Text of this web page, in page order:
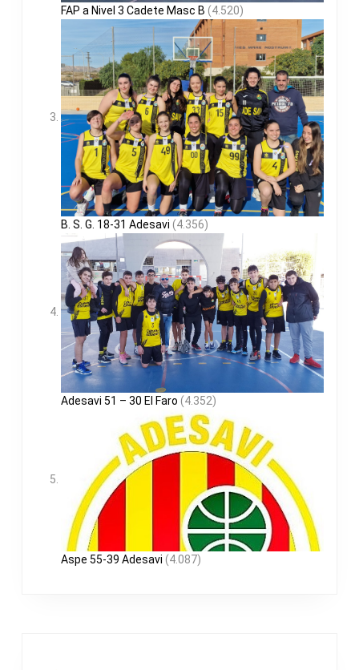
FAP a Nivel 3 Cadete Masc B (4.520)
B. S. G. 18-31 Adesavi (4.356)
Adesavi 51 – 30 El Faro (4.352)
Aspe 55-39 Adesavi (4.087)